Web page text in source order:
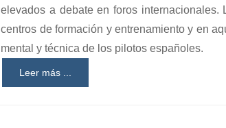
elevados a debate en foros internacionales.
centros de formación y entrenamiento y en
mental y técnica de los pilotos españoles.
Leer más ...